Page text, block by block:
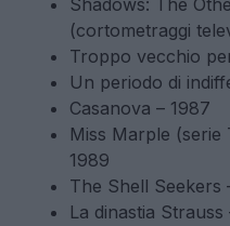
Shadows: The
(cortometraggi
Troppo vecchio
Un periodo di
Casanova – 1987
Miss Marple (serie
1989
The Shell Seekers
La dinastia Strauss